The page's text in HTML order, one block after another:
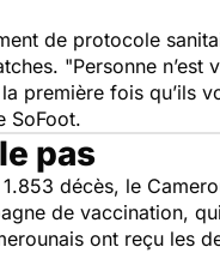
de protocole
"Personne n’est
première fois qu’ils
SoFoot.
pas
décès, le
de vaccination,
ont reçu les